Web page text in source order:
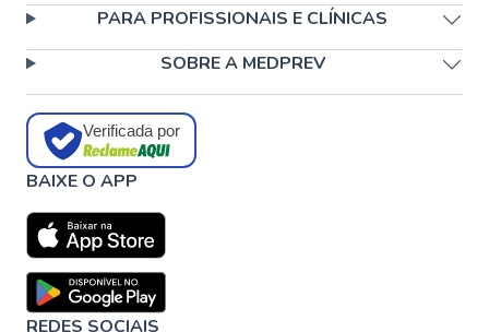
PARA PROFISSIONAIS E CLÍNICAS
SOBRE A MEDPREV
Verificada por
BAIXE O APP
REDES SOCIAIS